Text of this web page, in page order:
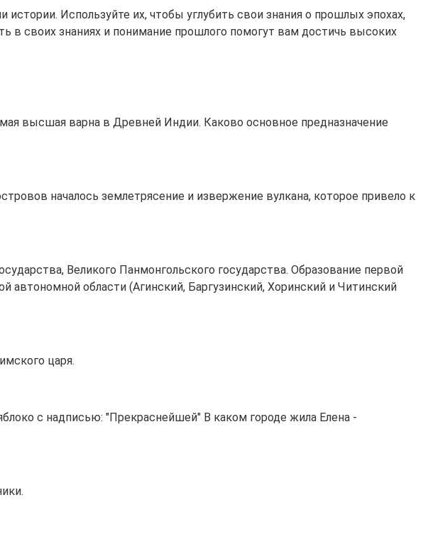
Используйте их, чтобы углубить свои знания о прошлых эпохах,
в своих знаниях и понимание прошлого помогут вам достичь высоких
высшая варна в Древней Индии. Каково основное предназначение
началось землетрясение и извержение вулкана, которое привело к
Великого Панмонгольского государства. Образование первой
автономной области (Агинский, Баргузинский, Хоринский и Читинский
царя.
с надписью: "Прекраснейшей" В каком городе жила Елена -